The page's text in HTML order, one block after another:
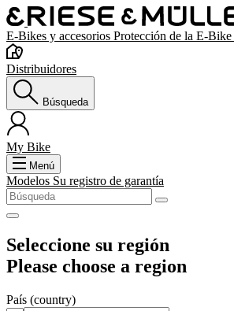
E-Bikes y accesorios Protección de la E-Bike
Distribuidores
Búsqueda
My Bike
Menú
Modelos Su registro de garantía
Seleccione su región
Please choose a region
País (country)